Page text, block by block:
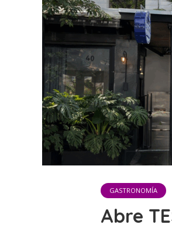
GASTRONOMÍA
Abre